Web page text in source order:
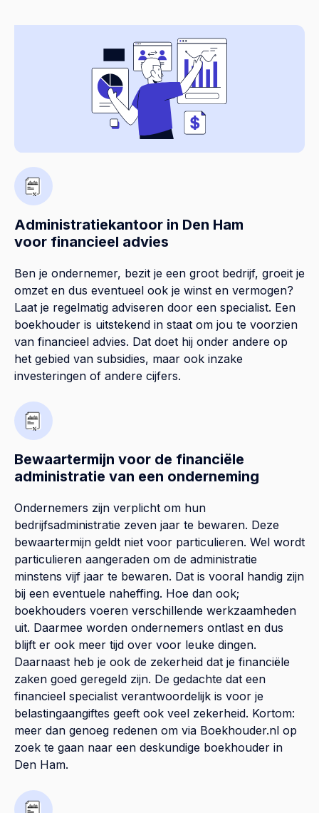
Administratiekantoor in Den Ham
voor financieel advies
Ben je ondernemer, bezit je een groot bedrijf, groeit je
omzet en dus eventueel ook je winst en vermogen?
Laat je regelmatig adviseren door een specialist. Een
boekhouder is uitstekend in staat om jou te voorzien
van financieel advies. Dat doet hij onder andere op
het gebied van subsidies, maar ook inzake
investeringen of andere cijfers.
Bewaartermijn voor de financiële
administratie van een onderneming
Ondernemers zijn verplicht om hun
bedrijfsadministratie zeven jaar te bewaren. Deze
bewaartermijn geldt niet voor particulieren. Wel wordt
particulieren aangeraden om de administratie
minstens vijf jaar te bewaren. Dat is vooral handig zijn
bij een eventuele naheffing. Hoe dan ook;
boekhouders voeren verschillende werkzaamheden
uit. Daarmee worden ondernemers ontlast en dus
blijft er ook meer tijd over voor leuke dingen.
Daarnaast heb je ook de zekerheid dat je financiële
zaken goed geregeld zijn. De gedachte dat een
financieel specialist verantwoordelijk is voor je
belastingaangiftes geeft ook veel zekerheid. Kortom:
meer dan genoeg redenen om via Boekhouder.nl op
zoek te gaan naar een deskundige boekhouder in
Den Ham.